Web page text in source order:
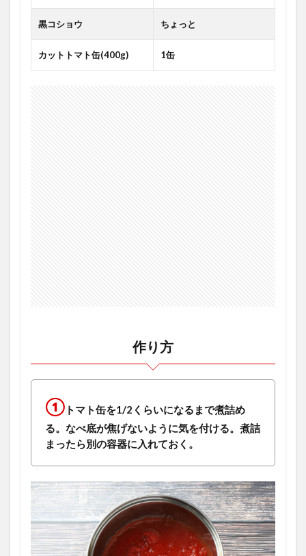
黒コショウ ちょっと
カットトマト缶(400g) 1缶
作り方
① トマト缶を1/2くらいになるまで煮詰め
る。なべ底が焦げないように気を付ける。煮詰
まったら別の容器に入れておく。